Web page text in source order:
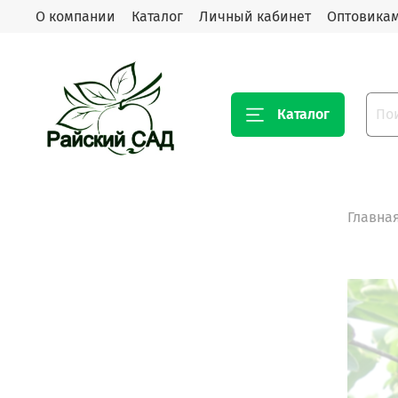
О компании Каталог Личный кабинет
Каталог